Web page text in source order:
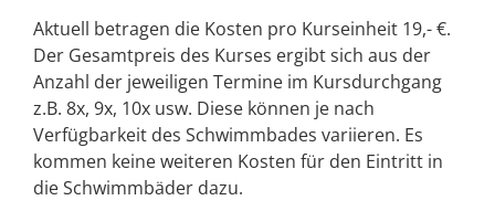
Aktuell betragen die Kosten pro Kurseinheit 19,- €.
Der Gesamtpreis des Kurses ergibt sich aus der
Anzahl der jeweiligen Termine im Kursdurchgang
z.B. 8x, 9x, 10x usw. Diese können je nach
Verfügbarkeit des Schwimmbades variieren. Es
kommen keine weiteren Kosten für den Eintritt in
die Schwimmbäder dazu.